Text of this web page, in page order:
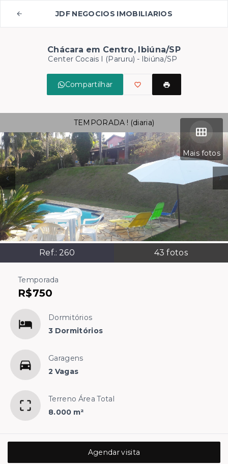
JDF NEGOCIOS IMOBILIARIOS
Chácara em Centro, Ibiúna/SP
Center Cocais I (Paruru) - Ibiúna/SP
Compartilhar
Mais fotos
Ref.: 260 43 fotos
TEMPORADA ! (diaria)
Temporada
R$750
Dormitórios
3 Dormitórios
Garagens
2 Vagas
Terreno Área Total
8.000 m²
Agendar visita